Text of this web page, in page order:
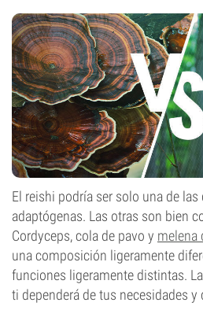
El reishi podría ser solo una de las
adaptógenas. Las otras son bien
Cordyceps, cola de pavo y melena
una composición ligeramente
funciones ligeramente distintas.
ti dependerá de tus necesidades y